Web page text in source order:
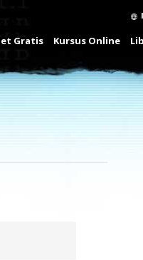
Gratis Kursus Online